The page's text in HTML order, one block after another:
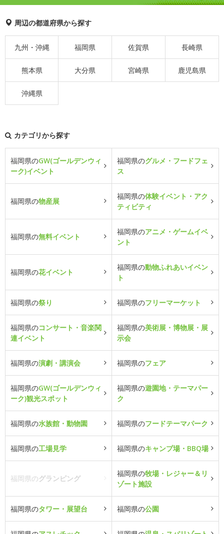
周辺の都道府県から探す
九州・沖縄 福岡県 佐賀県 長崎県
熊本県 大分県 宮崎県 鹿児島県
沖縄県
カテゴリから探す
福岡県のGW(ゴールデンウィ
ーク)イベント
福岡県のグルメ・フードフェ
ス
福岡県の物産展
福岡県の体験イベント・アク
ティビティ
福岡県の無料イベント
福岡県のアニメ・ゲームイベ
ント
福岡県の花イベント
福岡県の動物ふれあいイベン
ト
福岡県の祭り 福岡県のフリーマーケット
福岡県のコンサート・音楽関
連イベント
福岡県の美術展・博物展・展
示会
福岡県の演劇・講演会 福岡県のフェア
福岡県のGW(ゴールデンウィ
ーク)観光スポット
福岡県の遊園地・テーマパー
ク
福岡県の水族館・動物園 福岡県のフードテーマパーク
福岡県の工場見学 福岡県のキャンプ場・BBQ場
福岡県のグランピング
福岡県の牧場・レジャー＆リ
ゾート施設
福岡県のタワー・展望台 福岡県の公園